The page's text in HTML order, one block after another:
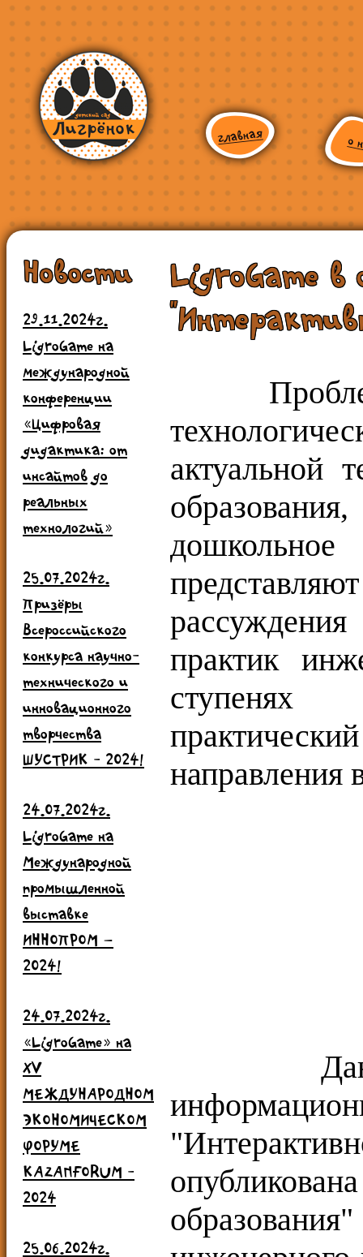
Новости
29.11.2024г.
LigroGame на
международной
конференции
«Цифровая
дидактика: от
инсайтов до
реальных
технологий»
25.07.2024г.
Призёры
Всероссийского
конкурса научно-
технического и
инновационного
творчества
ШУСТРИК - 2024!
24.07.2024г.
LigroGame на
Международной
промышленной
выставке
ИННОПРОМ –
2024!
24.07.2024г.
«LigroGame» на
ХV
МЕЖДУНАРОДНОМ
ЭКОНОМИЧЕСКОМ
ФОРУМЕ
KAZANFORUM -
2024
25.06.2024г.
LigroGame в
актуальной
практик
ступенях
направления
Данная